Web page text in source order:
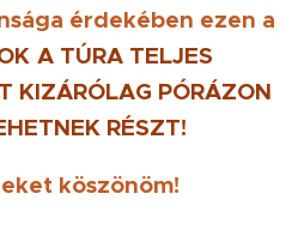
érdekében ezen a
A TÚRA TELJES
KIZÁRÓLAG PÓRÁZON
RÉSZT!
köszönöm!